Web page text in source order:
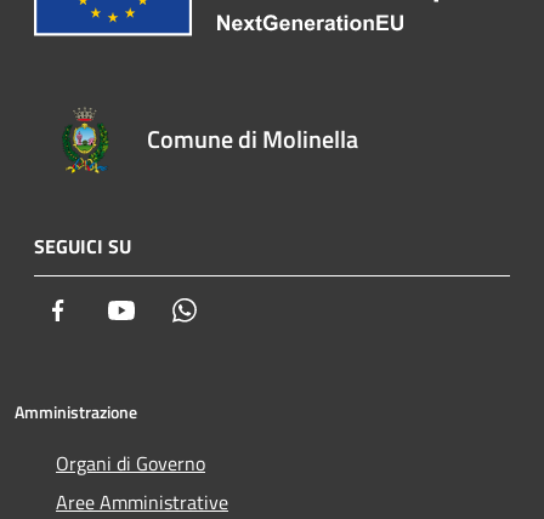
Comune di Molinella
SEGUICI SU
Facebook Youtube
Amministrazione
Organi di Governo
Aree Amministrative